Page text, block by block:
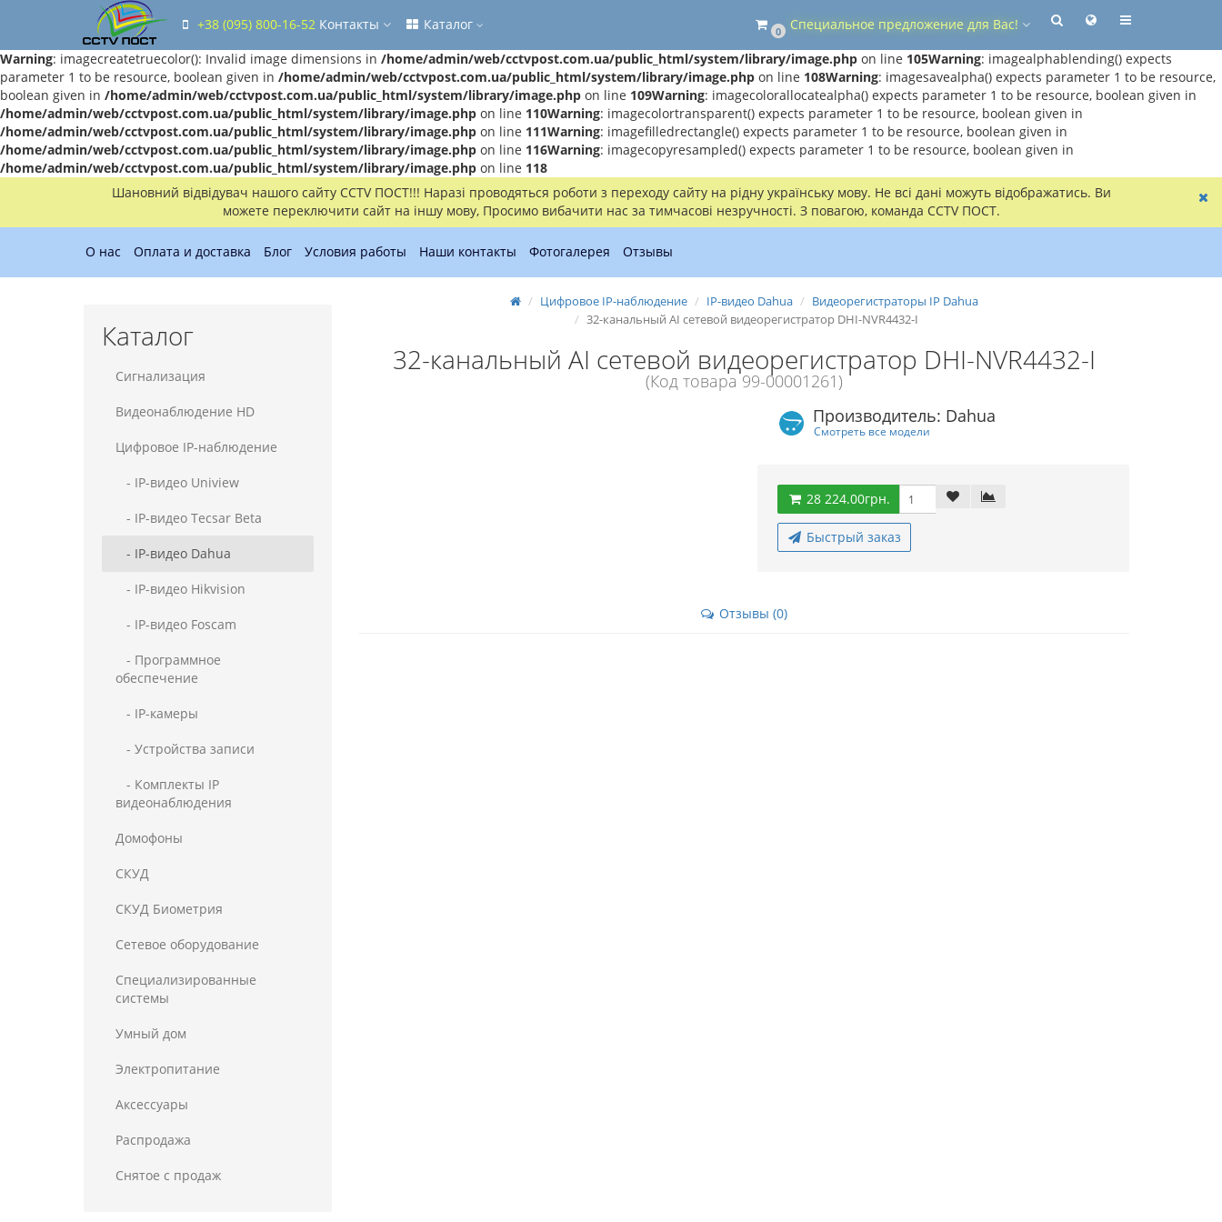
Warning: imagecreatetruecolor(): Invalid image dimensions in /home/admin/web/cctvpost.com.ua/public_html/system/library/image.php on line 105Warning: imagealphablending() expects
parameter 1 to be resource, boolean given in /home/admin/web/cctvpost.com.ua/public_html/system/library/image.php on line 108Warning: imagesavealpha() expects parameter 1 to be resource,
boolean given in /home/admin/web/cctvpost.com.ua/public_html/system/library/image.php on line 109Warning: imagecolorallocatealpha() expects parameter 1 to be resource, boolean given in
/home/admin/web/cctvpost.com.ua/public_html/system/library/image.php on line 110Warning: imagecolortransparent() expects parameter 1 to be resource, boolean given in
/home/admin/web/cctvpost.com.ua/public_html/system/library/image.php on line 111Warning: imagefilledrectangle() expects parameter 1 to be resource, boolean given in
/home/admin/web/cctvpost.com.ua/public_html/system/library/image.php on line 116Warning: imagecopyresampled() expects parameter 1 to be resource, boolean given in
/home/admin/web/cctvpost.com.ua/public_html/system/library/image.php on line 118
Шановний відвідувач нашого сайту CCTV ПОСТ!!! Наразі проводяться роботи з переходу сайту на рідну українську мову. Не всі дані можуть відображатись. Ви
можете переключити сайт на іншу мову, Просимо вибачити нас за тимчасові незручності. З повагою, команда CCTV ПОСТ.
+38 (095) 800-16-52 Контакты Каталог 0 Специальное предложение для Вас!
О нас Оплата и доставка Блог Условия работы Наши контакты Фотогалерея Отзывы
Каталог
Сигнализация
Видеонаблюдение HD
Цифровое IP-наблюдение
- IP-видео Uniview
- IP-видео Tecsar Beta
- IP-видео Dahua
- IP-видео Hikvision
- IP-видео Foscam
- Программное
обеспечение
- IP-камеры
- Устройства записи
- Комплекты IP
видеонаблюдения
Домофоны
СКУД
СКУД Биометрия
Сетевое оборудование
Специализированные
системы
Умный дом
Электропитание
Аксессуары
Распродажа
Снятое с продаж
Цифровое IP-наблюдение IP-видео Dahua
Видеорегистраторы IP Dahua
32-канальный AI сетевой видеорегистратор DHI-NVR4432-I
32-канальный AI сетевой видеорегистратор DHI-NVR4432-I
(Код товара 99-00001261)
Производитель: Dahua
Смотреть все модели
28 224.00грн.
Быстрый заказ
Отзывы (0)